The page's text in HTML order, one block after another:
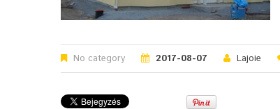
No category 2017-08-07 Lajoie